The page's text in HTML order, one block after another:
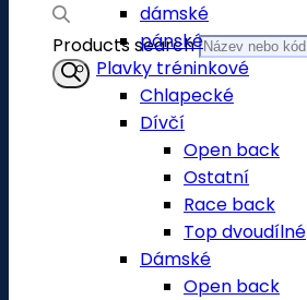
Products search
dámské
pánské
Plavky tréninkové
Chlapecké
Dívčí
Open back
Ostatní
Race back
Top dvoudílné
Dámské
Open back